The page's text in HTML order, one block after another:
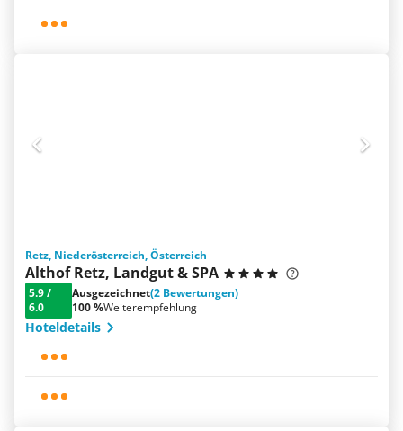
Retz, Niederösterreich, Österreich
Althof Retz, Landgut & SPA
5.9/
6.0
Ausgezeichnet(2 Bewertungen)
100 %Weiterempfehlung
Hoteldetails